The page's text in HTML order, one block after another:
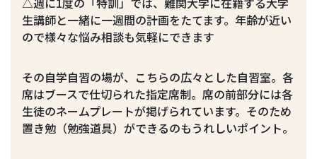
生講師と一緒に一週間の計画をたてます。年齢が近い
ので様々な悩み相談も気軽にできます
その自学自習の場が、こちらの広々とした自習室。各
席はブースで仕切られた指定席制。席の前部分には各
生徒のネームプレートが掲げられています。そのため
置き勉（勉強道具）ができるのもうれしいポイント。